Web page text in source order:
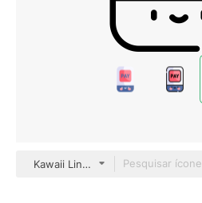
Kawaii Lineal